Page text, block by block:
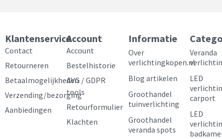
e
b
o
o
k
t
g
r
a
t
e
r
e
s
t
t
b
e
Klantenservice
Contact
Retourneren
Betaalmogelijkheden
Verzending/bezorging
Aanbiedingen
Account
Account
Bestelhistorie
AVG / GDPR
tools
Retourformulier
Klachten
Informatie
Over
verlichtingkopen.nl
Blog artikelen
Groothandel
tuinverlichting
Groothandel
veranda spots
Veranda
LED
carport
LED